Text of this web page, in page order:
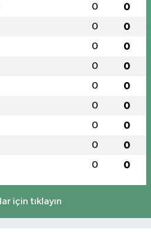
0 0
0 0
0 0
0 0
0 0
0 0
0 0
0 0
0 0
için tıklayın